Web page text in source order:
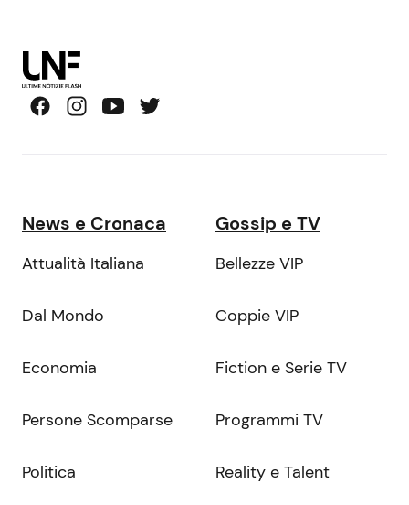
News e Cronaca
Attualità Italiana
Dal Mondo
Economia
Persone Scomparse
Politica
Gossip e TV
Bellezze VIP
Coppie VIP
Fiction e Serie TV
Programmi TV
Reality e Talent